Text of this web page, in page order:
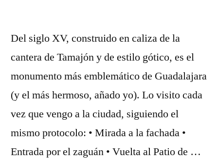
Del siglo XV, construido en caliza de la
cantera de Tamajón y de estilo gótico, es el
monumento más emblemático de Guadalajara
(y el más hermoso, añado yo). Lo visito cada
vez que vengo a la ciudad, siguiendo el
mismo protocolo: • Mirada a la fachada •
Entrada por el zaguán • Vuelta al Patio de …